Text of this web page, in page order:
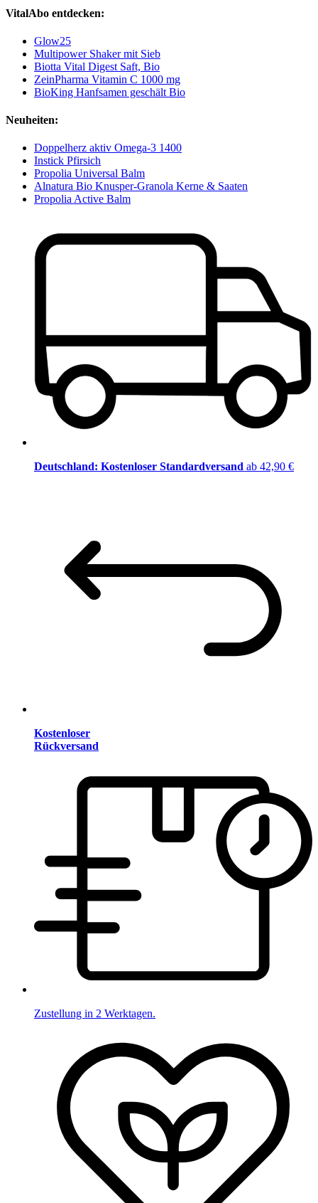
VitalAbo entdecken:
Glow25
Multipower Shaker mit Sieb
Biotta Vital Digest Saft, Bio
ZeinPharma Vitamin C 1000 mg
BioKing Hanfsamen geschält Bio
Neuheiten:
Doppelherz aktiv Omega-3 1400
Instick Pfirsich
Propolia Universal Balm
Alnatura Bio Knusper-Granola Kerne & Saaten
Propolia Active Balm
Deutschland: Kostenloser Standardversand ab 42,90 €
Kostenloser
Rückversand
Zustellung in 2 Werktagen.